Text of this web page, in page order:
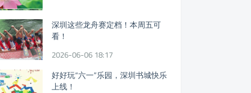
深圳这些龙舟赛定档！本周五可
看！
2026-06-06 18:17
好好玩“六一”乐园，深圳书城快乐
上线！